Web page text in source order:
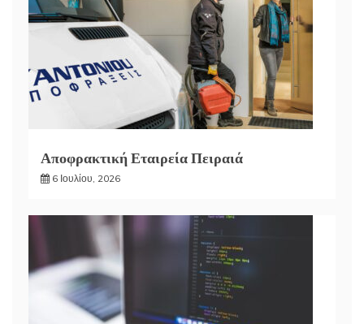
Αποφρακτική Εταιρεία Πειραιά
6 Ιουλίου, 2026